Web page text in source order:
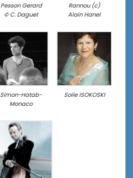
Pesson Gerard
© C. Daguet
Rannou (c)
Alain Hanel
Simon-Hatab-
Monaco
Soile ISOKOSKI